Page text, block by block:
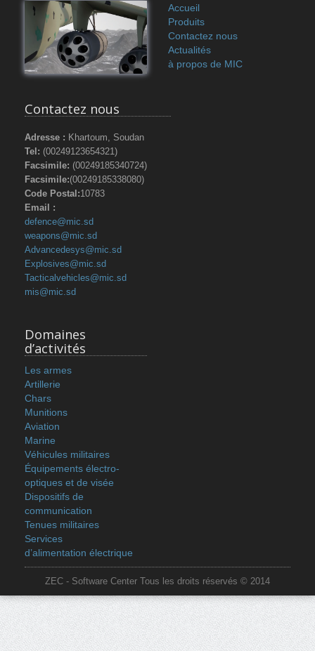
Accueil
Produits
Contactez nous
Actualités
à propos de MIC
Contactez nous
Adresse : Khartoum, Soudan
Tel: (00249123654321)
Facsimile: (00249185340724)
Facsimile:(00249185338080)
Code Postal:10783
Email :
defence@mic.sd
weapons@mic.sd
Advancedesys@mic.sd
Explosives@mic.sd
Tacticalvehicles@mic.sd
mis@mic.sd
Domaines
d’activités
Les armes
Artillerie
Chars
Munitions
Aviation
Marine
Véhicules militaires
Équipements électro-
optiques et de visée
Dispositifs de
communication
Tenues militaires
Services
d’alimentation électrique
ZEC - Software Center Tous les droits réservés © 2014